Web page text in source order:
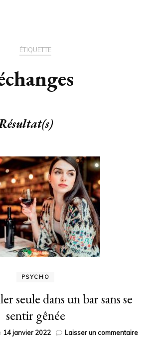
ÉTIQUETTE
PSYCHO
seule dans un bar sans se
sentir gênée
14 janvier 2022 Laisser un commentairesur